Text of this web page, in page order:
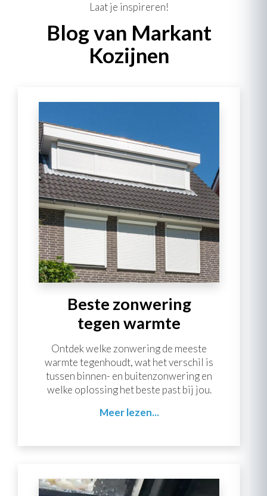
Laat je inspireren!
Blog van Markant
Kozijnen
Beste zonwering
tegen warmte
Ontdek welke zonwering de meeste
warmte tegenhoudt, wat het verschil is
tussen binnen- en buitenzonwering en
welke oplossing het beste past bij jou.
Meer lezen...